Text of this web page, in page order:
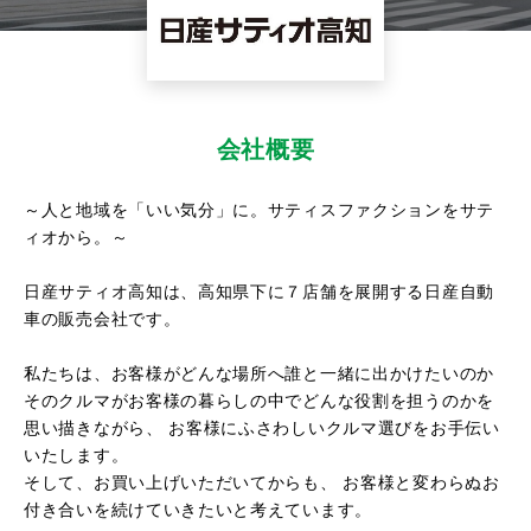
会社概要
～人と地域を「いい気分」に。サティスファクションをサテ
ィオから。～
日産サティオ高知は、高知県下に７店舗を展開する日産自動
車の販売会社です。
私たちは、お客様がどんな場所へ誰と一緒に出かけたいのか
そのクルマがお客様の暮らしの中でどんな役割を担うのかを
思い描きながら、 お客様にふさわしいクルマ選びをお手伝い
いたします。
そして、お買い上げいただいてからも、 お客様と変わらぬお
付き合いを続けていきたいと考えています。